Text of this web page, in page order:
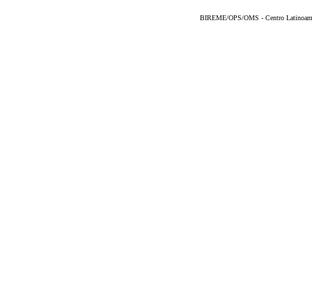
BIREME/OPS/OMS - Centro